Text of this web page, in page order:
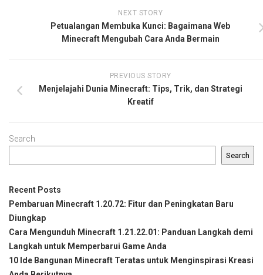
NEXT STORY
Petualangan Membuka Kunci: Bagaimana Web
Minecraft Mengubah Cara Anda Bermain
PREVIOUS STORY
Menjelajahi Dunia Minecraft: Tips, Trik, dan Strategi
Kreatif
Search
Search
Recent Posts
Pembaruan Minecraft 1.20.72: Fitur dan Peningkatan Baru
Diungkap
Cara Mengunduh Minecraft 1.21.22.01: Panduan Langkah demi
Langkah untuk Memperbarui Game Anda
10 Ide Bangunan Minecraft Teratas untuk Menginspirasi Kreasi